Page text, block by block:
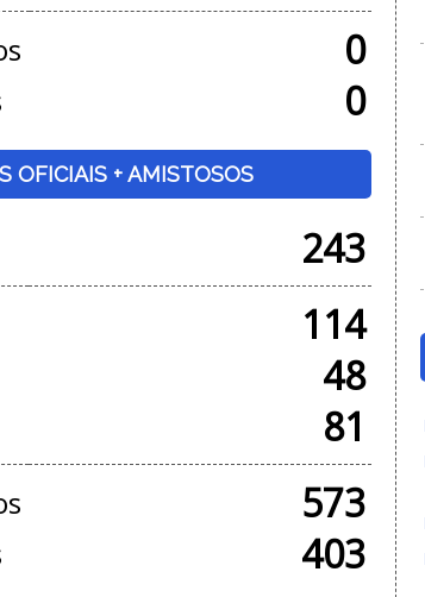
0
0
OFICIAIS + AMISTOSOS
243
114
48
81
573
403